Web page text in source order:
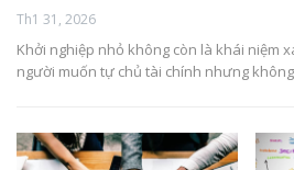
Th1 31, 2026
Khởi nghiệp nhỏ không còn là khái niệm
người muốn tự chủ tài chính nhưng